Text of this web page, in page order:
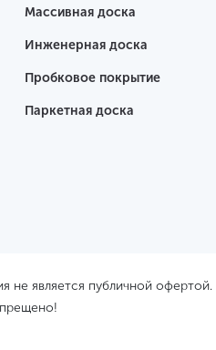
Массивная доска
Инженерная доска
Пробковое покрытие
Паркетная доска
не является публичной